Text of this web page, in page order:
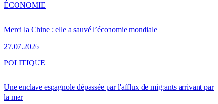
Merci la Chine : elle a sauvé l’économie mondiale
27.07.2026
ÉCONOMIE
Une enclave espagnole dépassée par l'afflux de migrants arrivant par
la mer
POLITIQUE